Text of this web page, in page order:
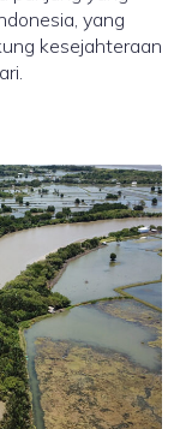
yang
kesejahteraan